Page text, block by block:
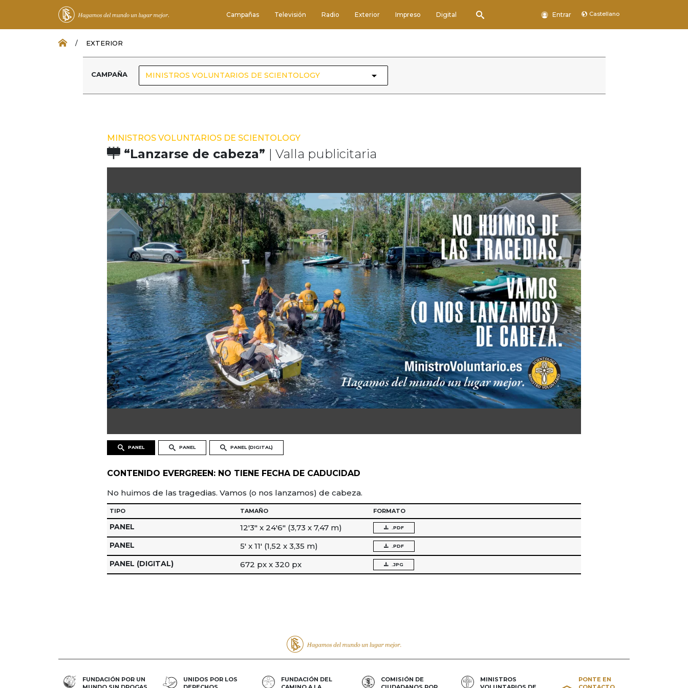
Campañas Televisión Radio Exterior Impreso Digital Entrar Castellano
/ EXTERIOR
CAMPAÑA MINISTROS VOLUNTARIOS DE SCIENTOLOGY
MINISTROS VOLUNTARIOS DE SCIENTOLOGY
“Lanzarse de cabeza” | Valla publicitaria
PANEL PANEL PANEL (DIGITAL)
CONTENIDO EVERGREEN: NO TIENE FECHA DE CADUCIDAD
No huimos de las tragedias. Vamos (o nos lanzamos) de cabeza.
TIPO TAMAÑO FORMATO
PANEL 12′3″ x 24′6″ (3,73 x 7,47 m) .PDF
PANEL 5′ x 11′ (1,52 x 3,35 m) .PDF
PANEL (DIGITAL) 672 px x 320 px .JPG
FUNDACIÓN POR UN
UNIDOS POR LOS
FUNDACIÓN DEL
COMISIÓN DE
MINISTROS
PONTE EN